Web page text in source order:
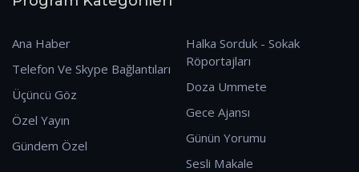
Ana Haber
Telefon Ve Skype Bağlantıları
Üçüncü Göz
Özel Yayın
Gündem Özel
Halka Sorduk - Sokak
Röportajları
Doza Ummete
Gece Ajansı
Günün Yorumu
Sesli Makale